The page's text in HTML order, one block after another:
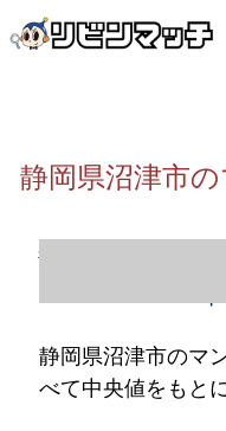
静岡県沼津市
静岡県沼津市の
静岡県沼津市のマ
べて中央値をもと